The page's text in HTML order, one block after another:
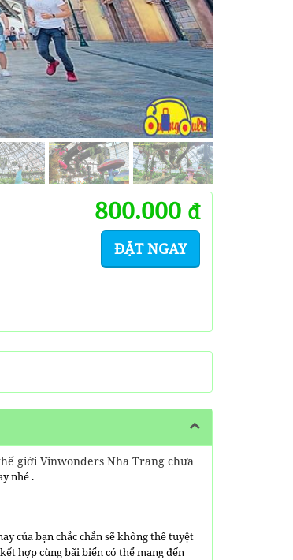
800.000 đ
ĐẶT NGAY
giới Vinwonders Nha Trang chưa
nhé .
của bạn chắc chắn sẽ không thể tuyệt
hợp cùng bãi biển có thể mang đến